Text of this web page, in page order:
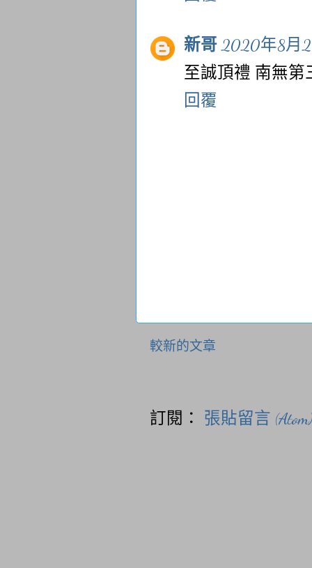
新哥 2020年8月
至誠頂禮 南無第
回覆
較新的文章
訂閱： 張貼留言 (Atom)